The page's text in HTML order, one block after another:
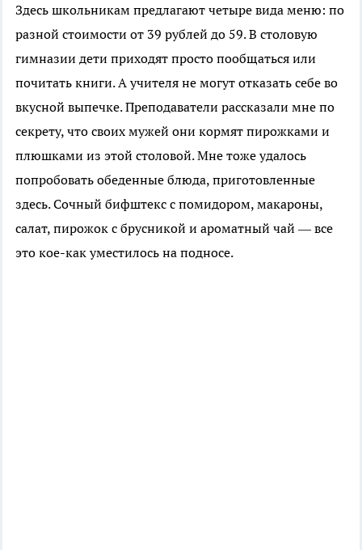
Здесь школьникам предлагают четыре вида меню: по
разной стоимости от 39 рублей до 59. В столовую
гимназии дети приходят просто пообщаться или
почитать книги. А учителя не могут отказать себе во
вкусной выпечке. Преподаватели рассказали мне по
секрету, что своих мужей они кормят пирожками и
плюшками из этой столовой. Мне тоже удалось
попробовать обеденные блюда, приготовленные
здесь. Сочный бифштекс с помидором, макароны,
салат, пирожок с брусникой и ароматный чай — все
это кое-как уместилось на подносе.